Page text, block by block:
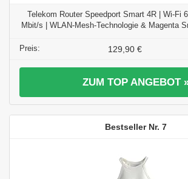
Telekom Router Speedport Smart 4R | Wi-Fi
Mbit/s | WLAN-Mesh-Technologie & Magenta
129,90 €
ZUM TOP ANGEBOT
7